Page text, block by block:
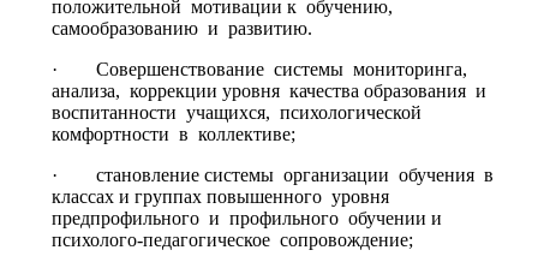
положительной мотивации к обучению,
самообразованию и развитию.
· Совершенствование системы мониторинга,
анализа, коррекции уровня качества образования и
воспитанности учащихся, психологической
комфортности в коллективе;
· становление системы организации обучения в
классах и группах повышенного уровня
предпрофильного и профильного обучении и
психолого-педагогическое сопровождение;